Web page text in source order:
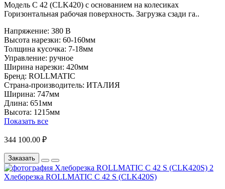
Модель C 42 (CLK420) с основанием на колесиках
Горизонтальная рабочая поверхность. Загрузка сзади га..
Напряжение: 380 В
Высота нарезки: 60-160мм
Толщина кусочка: 7-18мм
Управление: ручное
Ширина нарезки: 420мм
Бренд: ROLLMATIC
Страна-производитель: ИТАЛИЯ
Ширина: 747мм
Длина: 651мм
Высота: 1215мм
Показать все
344 100.00 ₽
Заказать
Хлеборезка ROLLMATIC C 42 S (CLK420S)